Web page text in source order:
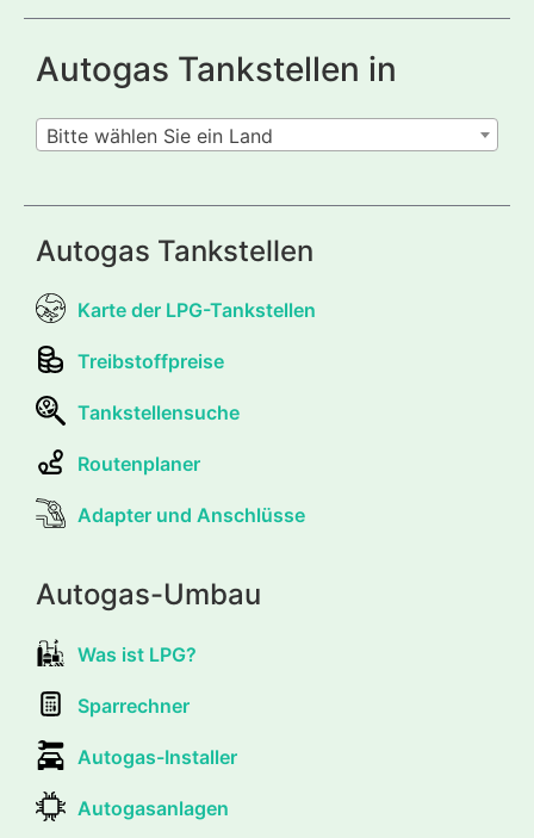
Autogas Tankstellen in
Bitte wählen Sie ein Land
Autogas Tankstellen
Karte der LPG-Tankstellen
Treibstoffpreise
Tankstellensuche
Routenplaner
Adapter und Anschlüsse
Autogas-Umbau
Was ist LPG?
Sparrechner
Autogas-Installer
Autogasanlagen